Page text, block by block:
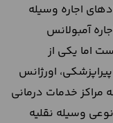
اجاره وسیله
آمبولانس
اما یکی از
اورژانس
مراکز خدمات درمانی
وسیله نقلیه